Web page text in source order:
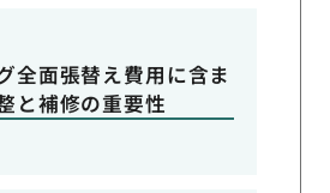
全面張替え費用に含ま
と補修の重要性